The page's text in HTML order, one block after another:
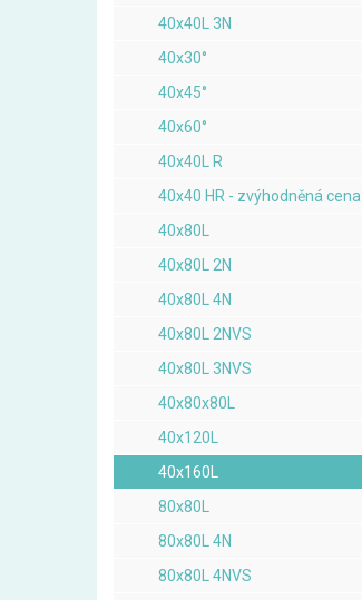
40x40L 3N
40x30°
40x45°
40x60°
40x40L R
40x40 HR - zvýhodněná cena
40x80L
40x80L 2N
40x80L 4N
40x80L 2NVS
40x80L 3NVS
40x80x80L
40x120L
40x160L
80x80L
80x80L 4N
80x80L 4NVS